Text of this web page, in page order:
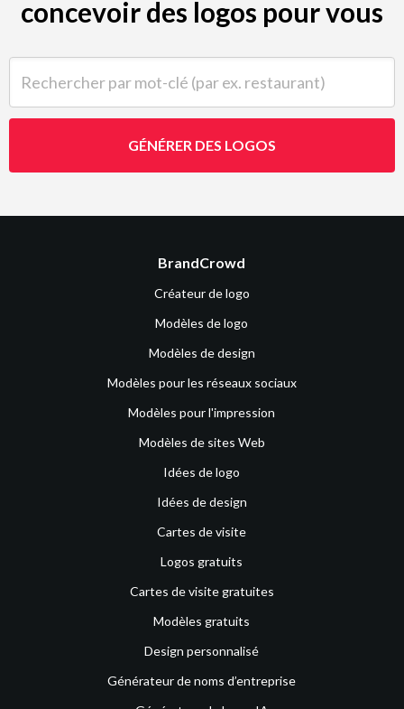
concevoir des logos pour vous
GÉNÉRER DES LOGOS
BrandCrowd
Créateur de logo
Modèles de logo
Modèles de design
Modèles pour les réseaux sociaux
Modèles pour l'impression
Modèles de sites Web
Idées de logo
Idées de design
Cartes de visite
Logos gratuits
Cartes de visite gratuites
Modèles gratuits
Design personnalisé
Générateur de noms d’entreprise